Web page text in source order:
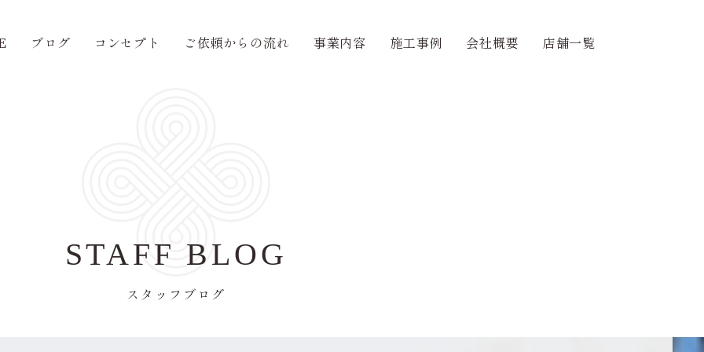
ブログ コンセプト ご依頼からの流れ 事業内容 施工事例 会社概要 店舗一覧
STAFF BLOG
スタッフブログ